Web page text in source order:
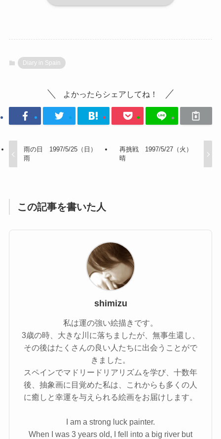
Diary in Spain
よかったらシェアしてね！
雨の日 1997/5/25（日）
雨
再挑戦 1997/5/27（火）
晴
この記事を書いた人
shimizu
私は運の強い絵描きです。
3歳の時、大きな川に落ちましたが、無事生還し、
その後はたくさんの良い人たちに出会うことがで
きました。
スペインでマドリードリアリズムを学び、十数年
後、抽象画に目覚めた私は、これからも多くの人
に癒しと幸運を与えられる絵画をお届けします。
I am a strong luck painter.
When I was 3 years old, I fell into a big river but